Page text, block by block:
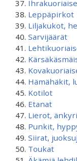
Leppäpirkot
Liljakukot,
Sarvijäärät
Hämähäkit,
Kotilot
Etanat
Lierot,
Punkit,
Siirat,
Toukat